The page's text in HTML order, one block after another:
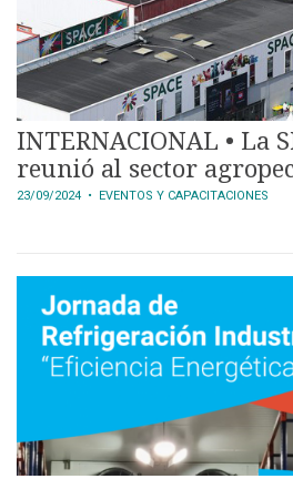
INTERNACIONAL • La
reunió al sector
23/09/2024 • EVENTOS Y CAPACITACIONES